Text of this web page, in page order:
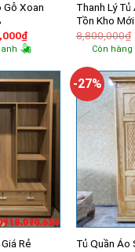
Gỗ Xoan
₫Giá
hiện
tại
8,100,000₫.
Thanh Lý
Tồn Kho
8,800,000₫
Còn hàng
Rẻ
-27%
Tủ Quần Áo